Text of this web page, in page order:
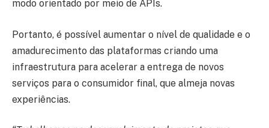
modo orientado por meio de APIs.
Portanto, é possível aumentar o nível de qualidade e o
amadurecimento das plataformas criando uma
infraestrutura para acelerar a entrega de novos
serviços para o consumidor final, que almeja novas
experiências.